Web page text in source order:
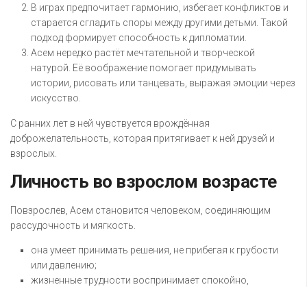
В играх предпочитает гармонию, избегает конфликтов и
старается сгладить споры между другими детьми. Такой
подход формирует способность к дипломатии.
Асем нередко растёт мечтательной и творческой
натурой. Её воображение помогает придумывать
истории, рисовать или танцевать, выражая эмоции через
искусство.
С ранних лет в ней чувствуется врождённая
доброжелательность, которая притягивает к ней друзей и
взрослых.
Личность во взрослом возрасте
Повзрослев, Асем становится человеком, соединяющим
рассудочность и мягкость.
она умеет принимать решения, не прибегая к грубости
или давлению;
жизненные трудности воспринимает спокойно,